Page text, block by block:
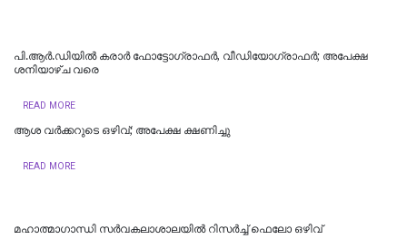
പി.ആർ.ഡിയിൽ കരാർ ഫോട്ടോഗ്രാഫർ, വീഡിയോഗ്രാഫർ; അപേക്ഷ
ശനിയാഴ്ച വരെ
READ MORE
ആശ വര്‍ക്കറുടെ ഒഴിവ്; അപേക്ഷ ക്ഷണിച്ചു
READ MORE
മഹാത്മാഗാന്ധി സര്‍വകലാശാലയില്‍ റിസര്‍ച്ച് ഫെലോ ഒഴിവ്